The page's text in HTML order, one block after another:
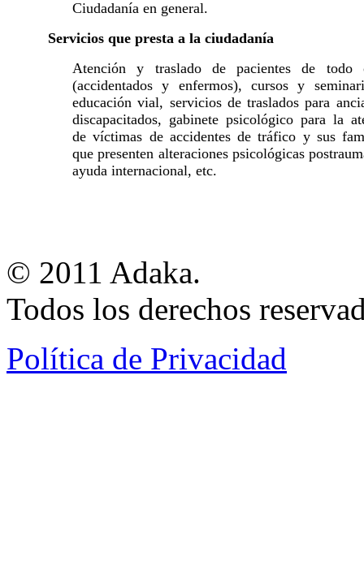
Ciudadanía en general.
Servicios que presta a la ciudadanía
Atención y traslado de pacientes de todo
(accidentados y enfermos), cursos y
educación vial, servicios de traslados para
discapacitados, gabinete psicológico para la
de víctimas de accidentes de tráfico y sus
que presenten alteraciones psicológicas
ayuda internacional, etc.
© 2011 Adaka.
Todos los derechos
Política de Privacidad